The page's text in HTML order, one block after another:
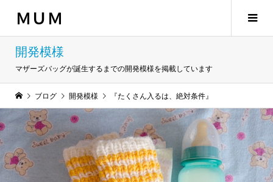
ＭＵＭ
開発模様
マザーズバッグが誕生するまでの開発模様を掲載しています
ブログ 開発模様 『たくさん入るは、絶対条件』